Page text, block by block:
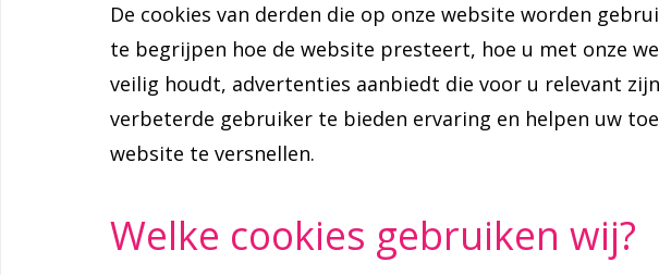
De cookies van derden die op onze website worden
te begrijpen hoe de website presteert, hoe u met onze
veilig houdt, advertenties aanbiedt die voor u relevant
verbeterde gebruiker te bieden ervaring en helpen uw
website te versnellen.
Welke cookies gebruiken wij?